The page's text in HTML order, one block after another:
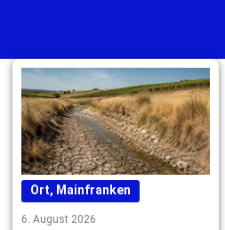
Ort, Mainfranken
6. August 2026